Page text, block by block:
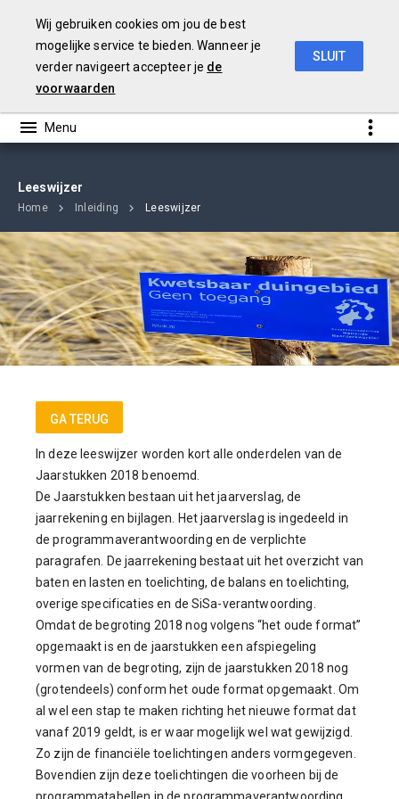
Leeswijzer
Home Inleiding Leeswijzer
Leeswijzer
In deze leeswijzer worden kort alle onderdelen van de
Jaarstukken 2018 benoemd.
De Jaarstukken bestaan uit het jaarverslag, de
jaarrekening en bijlagen. Het jaarverslag is ingedeeld in
de programmaverantwoording en de verplichte
paragrafen. De jaarrekening bestaat uit het overzicht van
baten en lasten en toelichting, de balans en toelichting,
overige specificaties en de SiSa-verantwoording.
Omdat de begroting 2018 nog volgens “het oude format”
opgemaakt is en de jaarstukken een afspiegeling
vormen van de begroting, zijn de jaarstukken 2018 nog
(grotendeels) conform het oude format opgemaakt. Om
al wel een stap te maken richting het nieuwe format dat
vanaf 2019 geldt, is er waar mogelijk wel wat gewijzigd.
Zo zijn de financiële toelichtingen anders vormgegeven.
Bovendien zijn deze toelichtingen die voorheen bij de
GA TERUG
Wij gebruiken cookies om jou de best
mogelijke service te bieden. Wanneer je
verder navigeert accepteer je de
voorwaarden
SLUIT